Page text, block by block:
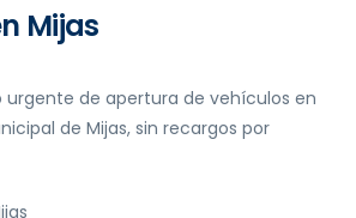
Mijas
de apertura de vehículos en
de Mijas, sin recargos por